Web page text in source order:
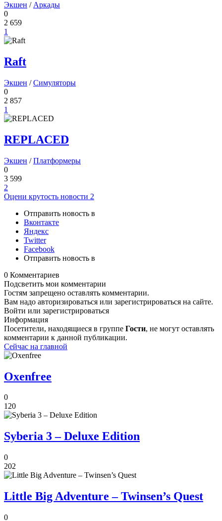
Экшен / Аркады
0
2 659
1
Raft
Экшен /Симуляторы
0
2 857
1
REPLACED
Экшен /Платформеры
0
3 599
2
Оцени крутость новости 2
Отправить новость в
Вконтакте
Яндекс
Twitter
Facebook
Отправить новость в
0 Комментариев
Подсветить мои комментарии
Гостям запрещено оставлять комментарии.
Вам надо авторизироваться или зарегистрироваться на сайте.
Войти или зарегистрироваться
Информация
Посетители, находящиеся в группе Гости, не могут оставлять
комментарии к данной публикации.
Сейчас на главной
Oxenfree
0
120
Syberia 3 – Deluxe Edition
0
202
Little Big Adventure – Twinsen’s Quest
0